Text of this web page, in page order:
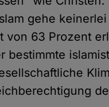
gehe
von 63 Prozent
bestimmte